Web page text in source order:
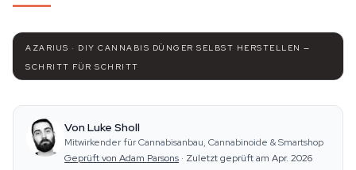
AZARIUS · DIY CANNABIS DÜNGER SELBST HERSTELLEN —
SCHRITT FÜR SCHRITT
Von Luke Sholl
Mitwirkender für Cannabisanbau, Cannabinoide & Smartshop
Geprüft von Adam Parsons · Zuletzt geprüft am Apr. 2026